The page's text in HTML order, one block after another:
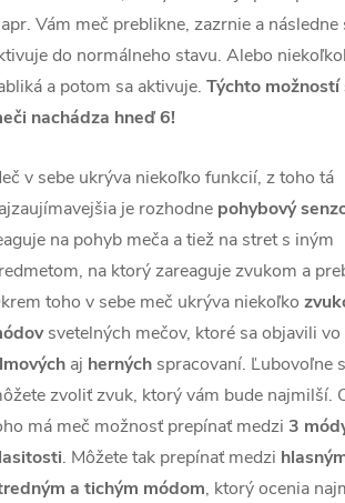
Vám meč preblikne, zazrnie a následne
do normálneho stavu. Alebo
a potom sa aktivuje. Týchto možností
nachádza hneď 6!
v sebe ukrýva niekoľko funkcií, z toho tá
je rozhodne pohybový
na pohyb meča a tiež na stret s iným
na ktorý zareaguje zvukom a
toho v sebe meč ukrýva niekoľko
svetelných mečov, ktoré sa objavili vo
aj herných spracovaní. Ľubovoľne
zvoliť zvuk, ktorý vám bude najmilší.
má meč možnosť prepínať medzi 3
. Môžete tak prepínať medzi
a tichým módom, ktorý ocenia